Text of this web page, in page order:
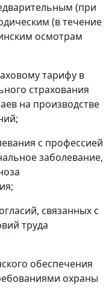
(при
(в течение
осмотрам
тарифу в
страхования
на производстве
с профессией
заболевание,
связанных с
труда
обеспечения
охраны